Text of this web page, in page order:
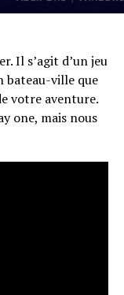
Il s’agit d’un jeu
bateau-ville que
votre aventure.
one, mais nous